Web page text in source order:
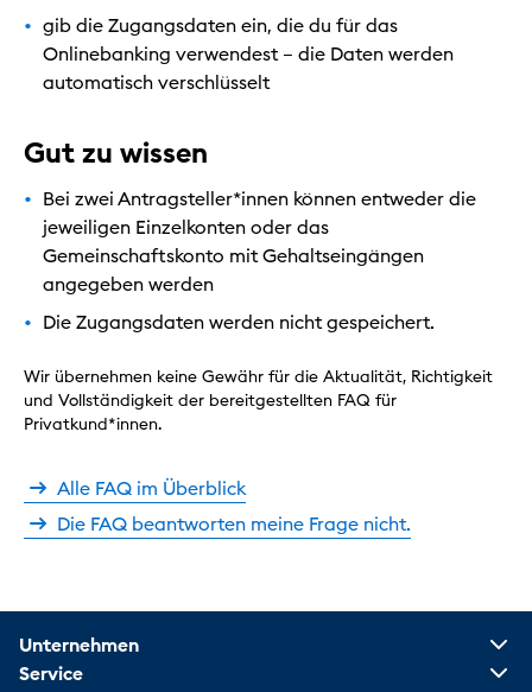
gib die Zugangsdaten ein, die du für das
Onlinebanking verwendest – die Daten werden
automatisch verschlüsselt
Gut zu wissen
Bei zwei Antragsteller*innen können entweder die
jeweiligen Einzelkonten oder das
Gemeinschaftskonto mit Gehaltseingängen
angegeben werden
Die Zugangsdaten werden nicht gespeichert.
Wir übernehmen keine Gewähr für die Aktualität, Richtigkeit
und Vollständigkeit der bereitgestellten FAQ für
Privatkund*innen.
Alle FAQ im Überblick
Die FAQ beantworten meine Frage nicht.
Unternehmen
Service